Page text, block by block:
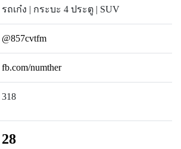
รถเก๋ง | กระบะ 4 ประตู | SUV
@857cvtfm
fb.com/numther
318
28